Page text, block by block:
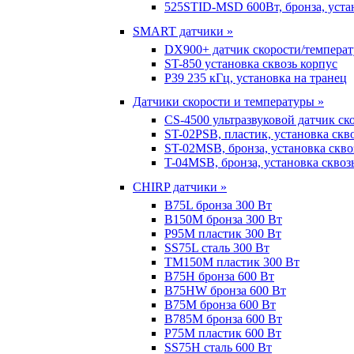
525STID-MSD 600Вт, бронза,
SMART датчики »
DX900+ датчик скорости/
ST-850 установка сквозь корпус
P39 235 кГц, установка на транец
Датчики скорости и температуры »
CS-4500 ультразвуковой датчик
ST-02PSB, пластик, установка
ST-02MSB, бронза, установка
T-04MSB, бронза, установка
CHIRP датчики »
B75L бронза 300 Вт
B150M бронза 300 Вт
P95M пластик 300 Вт
SS75L сталь 300 Вт
TM150M пластик 300 Вт
B75H бронза 600 Вт
B75HW бронза 600 Вт
B75M бронза 600 Вт
B785M бронза 600 Вт
P75M пластик 600 Вт
SS75H сталь 600 Вт